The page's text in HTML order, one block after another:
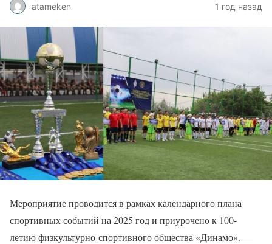
atameken 1 год назад
Мероприятие проводится в рамках календарного плана
спортивных событий на 2025 год и приурочено к 100-
летию физкультурно-спортивного общества «Динамо». —